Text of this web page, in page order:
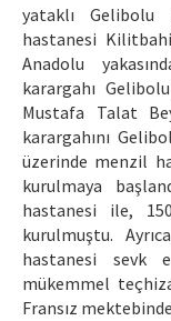
yataklı Gelibolu
hastanesi
Anadolu
karargahı
Mustafa Talat
karargahını
üzerinde menzil
kurulmaya
hastanesi ile,
kurulmuştu.
hastanesi sevk
mükemmel
Fransız